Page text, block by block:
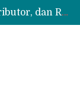
Pusatnya Agen, Grosir, Distributor, dan Reseller Puyur Koin
5 kg